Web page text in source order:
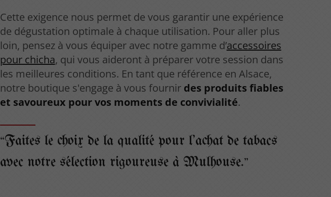
Cette exigence nous permet de vous garantir une expérience
de dégustation optimale à chaque utilisation. Pour aller plus
loin, pensez à vous équiper avec notre gamme d’accessoires
pour chicha, qui vous aideront à préparer votre session dans
les meilleures conditions. En tant que référence en Alsace,
notre boutique s'engage à vous fournirdes produits fiables
et savoureux pour vos moments de convivialité.
Faites le choix de la qualité pour l'achat de tabacs
avec notre sélection rigoureuse à Mulhouse.